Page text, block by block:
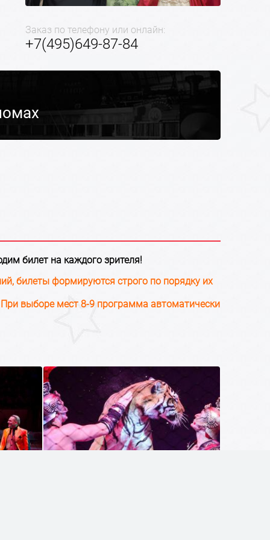
Заказ по телефону или онлайн:
+7(495)649-87-84
билет на каждого зрителя!
билеты формируются строго по порядку их
выборе мест 8-9 программа автоматически